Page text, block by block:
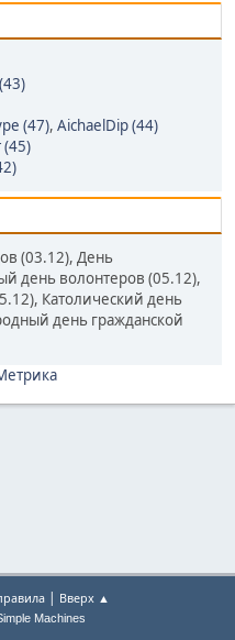
(47), AichaelDip (44)
(45)
(03.12), День
день волонтеров (05.12),
Католический день
день гражданской
| Вверх ▲
Machines